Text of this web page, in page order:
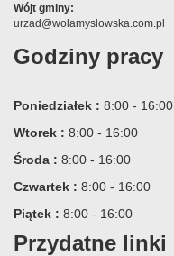
Wójt gminy:
urzad@wolamyslowska.com.pl
Godziny pracy
Poniedziałek : 8:00 - 16:00
Wtorek : 8:00 - 16:00
Środa : 8:00 - 16:00
Czwartek : 8:00 - 16:00
Piątek : 8:00 - 16:00
Przydatne linki